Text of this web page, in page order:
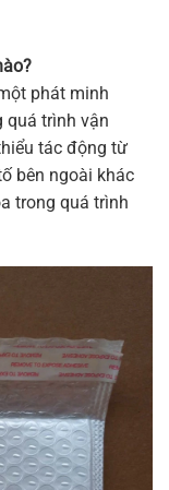
phát minh
quá trình vận
tác động từ
bên ngoài khác
trong quá trình